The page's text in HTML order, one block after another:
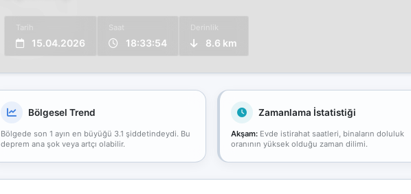
Tarih
15.04.2026
Saat
18:33:54
Derinlik
8.6 km
Bölgesel Trend
Bölgede son 1 ayın en büyüğü 3.1 şiddetindeydi. Bu
deprem ana şok veya artçı olabilir.
Zamanlama İstatistiği
Akşam:Evde istirahat saatleri, binaların doluluk
oranının yüksek olduğu zaman dilimi.